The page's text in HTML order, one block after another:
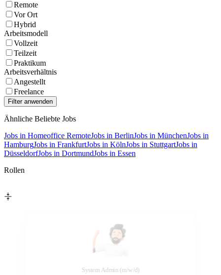
Remote
Vor Ort
Hybrid
Arbeitsmodell
Vollzeit
Teilzeit
Praktikum
Arbeitsverhältnis
Angestellt
Freelance
Ähnliche Beliebte Jobs
Jobs in Homeoffice RemoteJobs in BerlinJobs in MünchenJobs in
HamburgJobs in FrankfurtJobs in KölnJobs in StuttgartJobs in
DüsseldorfJobs in DortmundJobs in Essen
Rollen
System Admin (m/w/d)